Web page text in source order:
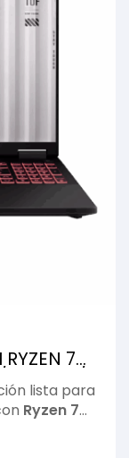
7
lista para
Ryzen 7
juegos